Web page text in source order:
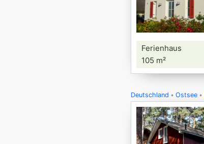
Ferienhaus
105 m²
Deutschland Ostsee